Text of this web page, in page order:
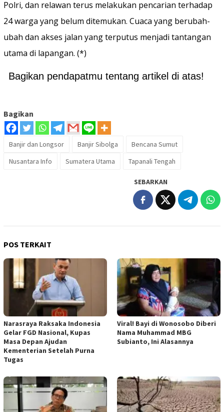
Polri, dan relawan terus melakukan pencarian terhadap
24 warga yang belum ditemukan. Cuaca yang berubah-
ubah dan akses jalan yang terputus menjadi tantangan
utama di lapangan. (*)
Bagikan pendapatmu tentang artikel di atas!
Bagikan
Banjir dan Longsor Banjir Sibolga
Bencana Sumut
Nusantara Info
Sumatera Utama Tapanali Tengah
SEBARKAN
POS TERKAIT
Narasraya Raksaka Indonesia
Gelar FGD Nasional, Kupas
Masa Depan Ajudan
Kementerian Setelah Purna
Tugas
Viral! Bayi di Wonosobo Diberi
Nama Muhammad MBG
Subianto, Ini Alasannya